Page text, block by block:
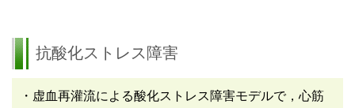
抗酸化ストレス障害
・虚血再灌流による酸化ストレス障害モデルで，心筋